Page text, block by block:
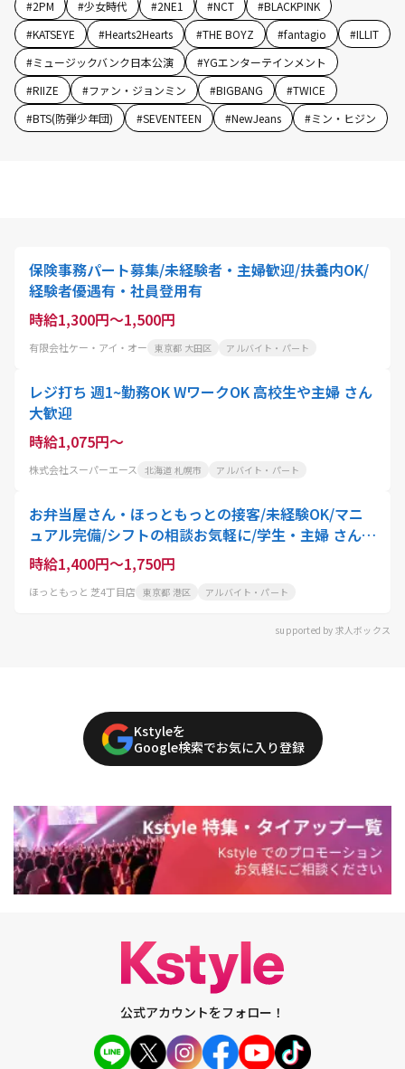
#2PM #少女時代 #2NE1 #NCT #BLACKPINK
#KATSEYE #Hearts2Hearts #THE BOYZ #fantagio #ILLIT
#ミュージックバンク日本公演 #YGエンターテインメント
#RIIZE #ファン・ジョンミン #BIGBANG #TWICE
#BTS(防弾少年団) #SEVENTEEN #NewJeans #ミン・ヒジン
保険事務パート募集/未経験者・主婦歓迎/扶養内OK/
経験者優遇有・社員登用有
時給1,300円～1,500円
有限会社ケー・アイ・オー 東京都 大田区 アルバイト・パート
レジ打ち 週1~勤務OK WワークOK 高校生や主婦 さん
大歓迎
時給1,075円～
株式会社スーパーエース 北海道 札幌市 アルバイト・パート
お弁当屋さん・ほっともっとの接客/未経験OK/マニ
ュアル完備/シフトの相談お気軽に/学生・主婦 さん活
躍中
時給1,400円～1,750円
ほっともっと 芝4丁目店 東京都 港区 アルバイト・パート
supported by 求人ボックス
Kstyleを
Google検索でお気に入り登録
公式アカウントをフォロー！